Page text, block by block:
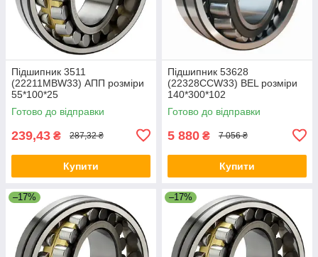
Підшипник 3511
(22211МВW33) АПП розміри
55*100*25
Готово до відправки
239,43 ₴ 287,32 ₴
Купити
Підшипник 53628
(22328СCW33) BEL розміри
140*300*102
Готово до відправки
5 880 ₴ 7 056 ₴
Купити
–17% –17%